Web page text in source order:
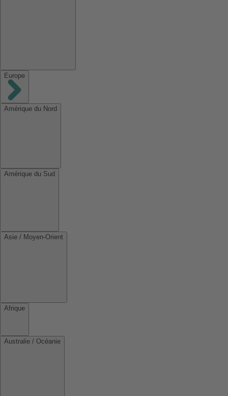
Europe
Amérique du Nord
Amérique du Sud
Asie / Moyen-Orient
Afrique
Australie / Océanie